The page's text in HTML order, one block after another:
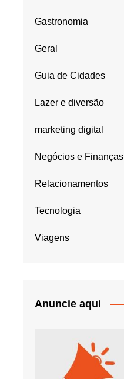
Gastronomia
Geral
Guia de Cidades
Lazer e diversão
marketing digital
Negócios e Finanças
Relacionamentos
Tecnologia
Viagens
Anuncie aqui